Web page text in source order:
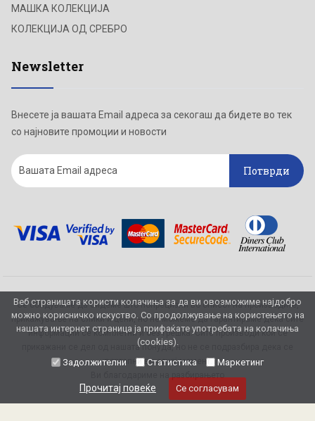
Веб страницата користи колачиња за да ви овозможиме најдобро
можно корисничко искуство. Со продолжување на користењето на
нашата интернет страница ја прифаќате употребата на колачиња
(cookies).
Задолжителни
Статистика Маркетинг
Прочитај повеќе Се согласувам
МАШКА КОЛЕКЦИЈА
КОЛЕКЦИЈА ОД СРЕБРО
Newsletter
Внесете ја вашата Email адреса за секогаш да бидете во тек
со најновите промоции и новости
Потврди
Се обидуваме да бидеме што попрецизни во описот на производите,
прикажување на слики и цени, но не можеме да гарантираме дека сите
информации се комплетни и без грешка. Сите производи кои се
прикажани се дел од нашата понуда, но не се подразбира дека се
достапни во секој момент.